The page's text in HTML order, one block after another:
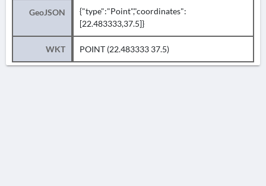
GeoJSON
{"type":"Point","coordinates":
[22.483333,37.5]}
WKT POINT (22.483333 37.5)